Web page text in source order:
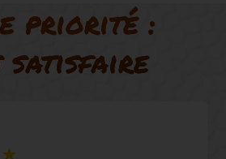
priorité :
satisfaire
★